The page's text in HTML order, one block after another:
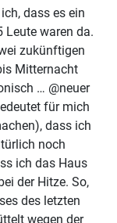
dass es ein
Leute waren da.
zukünftigen
Mitternacht
… @neuer
für mich
dass ich
noch
ich das Haus
der Hitze. So,
des letzten
wegen der